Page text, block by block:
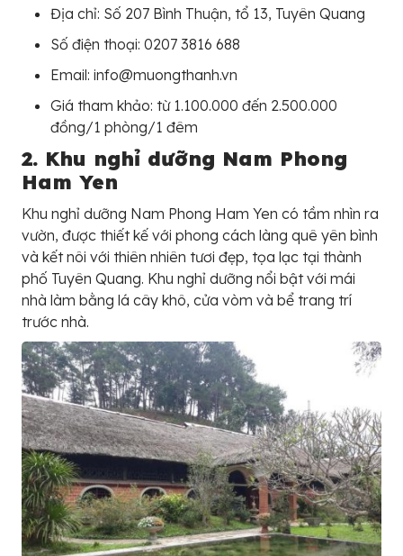
Địa chỉ: Số 207 Bình Thuận, tổ 13, Tuyên Quang
Số điện thoại: 0207 3816 688
Email: info@muongthanh.vn
Giá tham khảo: từ 1.100.000 đến 2.500.000
đồng/1 phòng/1 đêm
2. Khu nghỉ dưỡng Nam Phong
Ham Yen
Khu nghỉ dưỡng Nam Phong Ham Yen có tầm nhìn ra
vườn, được thiết kế với phong cách làng quê yên bình
và kết nôi với thiên nhiên tươi đẹp, tọa lạc tại thành
phố Tuyên Quang. Khu nghỉ dưỡng nổi bật với mái
nhà làm bằng lá cây khô, cửa vòm và bể trang trí
trước nhà.